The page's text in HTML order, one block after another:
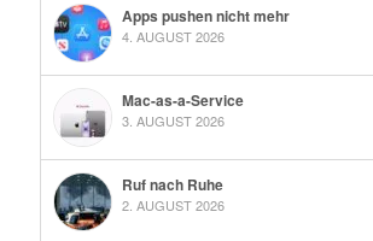
Apps pushen nicht mehr
4. AUGUST 2026
Mac-as-a-Service
3. AUGUST 2026
Ruf nach Ruhe
2. AUGUST 2026